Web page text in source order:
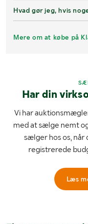
Hvad gør jeg, hvis
Mere om at købe på
Har din
Vi har
med at sælge nemt
sælger hos os, når
registrerede
Læs